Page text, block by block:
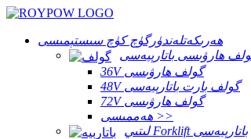
ھەرىكەتلەندۈرگۈچ كۈچ سىستېمىسى
ھارۋىسى باتارېيەسى
36V گولف ھارۋىسى
48V گولف بارت باتارېيەسى
72V گولف ھارۋىسى
ھەممىسى >>
لىتىي Forklift باتارېيەسى